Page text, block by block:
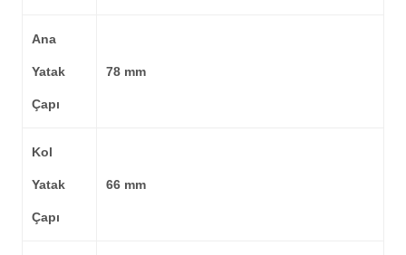
Ana
Yatak
Çapı
78 mm
Kol
Yatak
Çapı
66 mm